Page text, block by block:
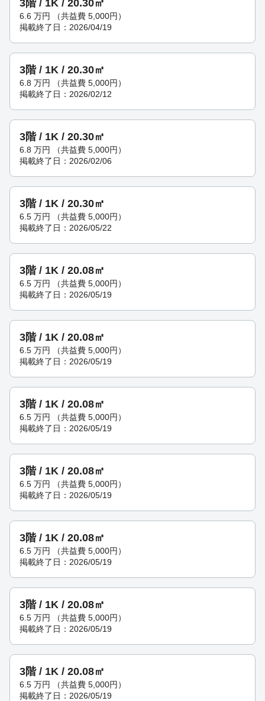
3階 / 1K / 20.30㎡
6.6 万円 （共益費 5,000円）
掲載終了日：2026/04/19
3階 / 1K / 20.30㎡
6.8 万円 （共益費 5,000円）
掲載終了日：2026/02/12
3階 / 1K / 20.30㎡
6.8 万円 （共益費 5,000円）
掲載終了日：2026/02/06
3階 / 1K / 20.30㎡
6.5 万円 （共益費 5,000円）
掲載終了日：2026/05/22
3階 / 1K / 20.08㎡
6.5 万円 （共益費 5,000円）
掲載終了日：2026/05/19
3階 / 1K / 20.08㎡
6.5 万円 （共益費 5,000円）
掲載終了日：2026/05/19
3階 / 1K / 20.08㎡
6.5 万円 （共益費 5,000円）
掲載終了日：2026/05/19
3階 / 1K / 20.08㎡
6.5 万円 （共益費 5,000円）
掲載終了日：2026/05/19
3階 / 1K / 20.08㎡
6.5 万円 （共益費 5,000円）
掲載終了日：2026/05/19
3階 / 1K / 20.08㎡
6.5 万円 （共益費 5,000円）
掲載終了日：2026/05/19
3階 / 1K / 20.08㎡
6.5 万円 （共益費 5,000円）
掲載終了日：2026/05/19